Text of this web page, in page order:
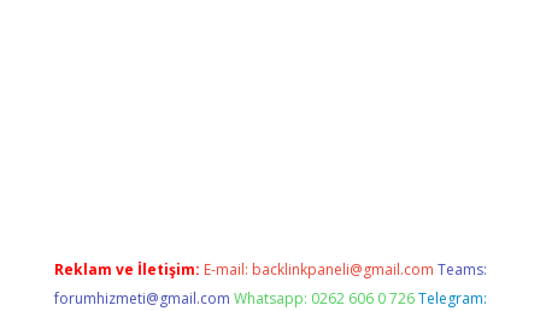
Reklam ve İletişim: E-mail: backlinkpaneli@gmail.com Teams:
forumhizmeti@gmail.com Whatsapp: 0262 606 0 726 Telegram: